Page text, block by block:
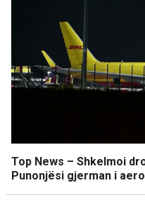
Top News – Shkelmoi
Punonjësi gjerman i